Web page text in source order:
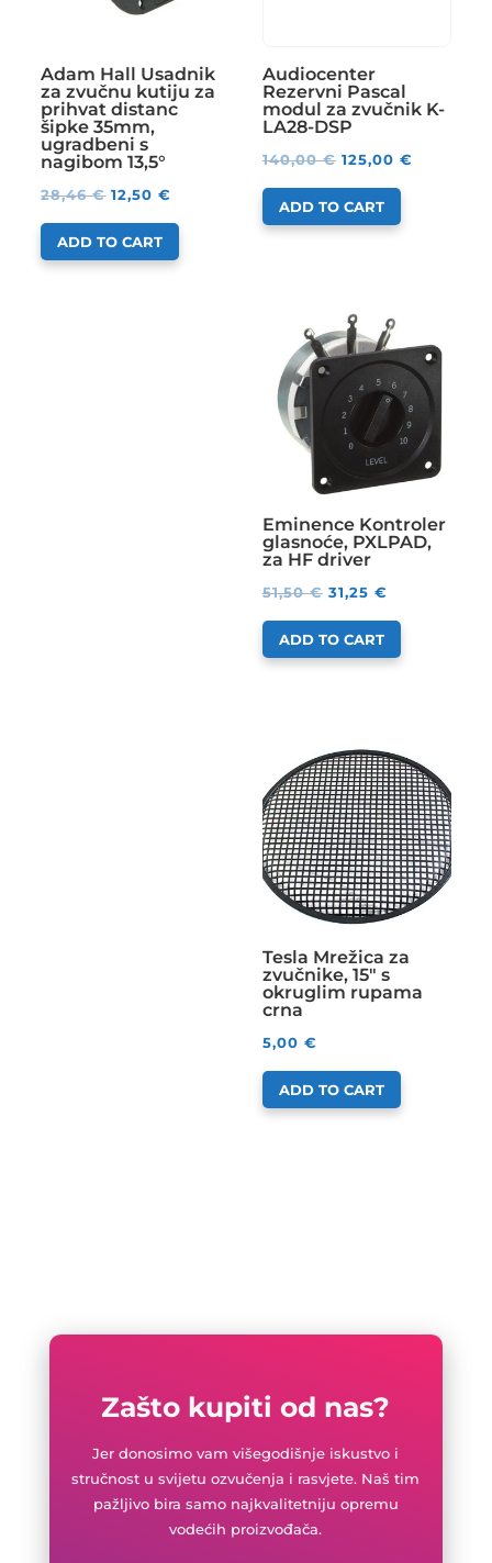
Adam Hall Usadnik
za zvučnu kutiju za
prihvat distanc
šipke 35mm,
ugradbeni s
nagibom 13,5°
28,46€ 12,50€
ADD TO CART
Audiocenter
Rezervni Pascal
modul za zvučnik K-
LA28-DSP
140,00€ 125,00 €
ADD TO CART
Eminence Kontroler
glasnoće, PXLPAD,
za HF driver
51,50€ 31,25 €
ADD TO CART
Tesla Mrežica za
zvučnike, 15″ s
okruglim rupama
crna
5,00 €
ADD TO CART
Zašto kupiti od nas?
Jer donosimo vam višegodišnje iskustvo i
stručnost u svijetu ozvučenja i rasvjete. Naš tim
pažljivo bira samo najkvalitetniju opremu
vodećih proizvođača.